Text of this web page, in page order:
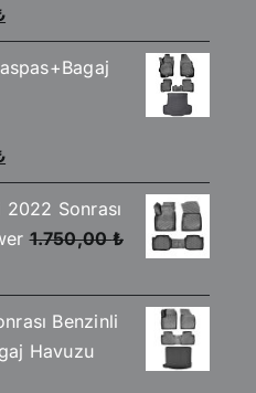
Şu
andaki
fiyat:
Şu
andaki
fiyat:
2.199,00 ₺.
Sonrası
1.750,00₺
Benzinli
Havuzu